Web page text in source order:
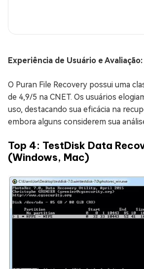
Experiência de Usuário e Avaliação:
O Puran File Recovery possui uma
de 4,9/5 na CNET. Os usuários
uso, destacando sua eficácia na
embora alguns considerem sua
Top 4: TestDisk Data
(Windows, Mac)